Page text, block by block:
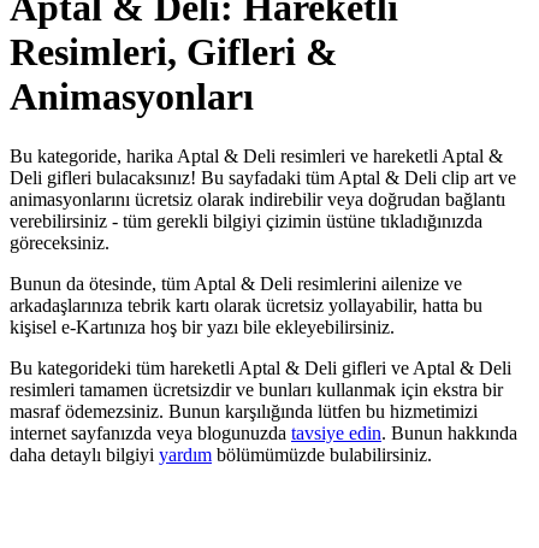
Resimleri, Gifleri &
Animasyonları
Bu kategoride, harika Aptal & Deli resimleri ve hareketli Aptal &
Deli gifleri bulacaksınız! Bu sayfadaki tüm Aptal & Deli clip art ve
animasyonlarını ücretsiz olarak indirebilir veya doğrudan bağlantı
verebilirsiniz - tüm gerekli bilgiyi çizimin üstüne tıkladığınızda
göreceksiniz.
Bunun da ötesinde, tüm Aptal & Deli resimlerini ailenize ve
arkadaşlarınıza tebrik kartı olarak ücretsiz yollayabilir, hatta bu
kişisel e-Kartınıza hoş bir yazı bile ekleyebilirsiniz.
Bu kategorideki tüm hareketli Aptal & Deli gifleri ve Aptal & Deli
resimleri tamamen ücretsizdir ve bunları kullanmak için ekstra bir
masraf ödemezsiniz. Bunun karşılığında lütfen bu hizmetimizi
internet sayfanızda veya blogunuzda tavsiye edin. Bunun hakkında
daha detaylı bilgiyi yardım bölümümüzde bulabilirsiniz.